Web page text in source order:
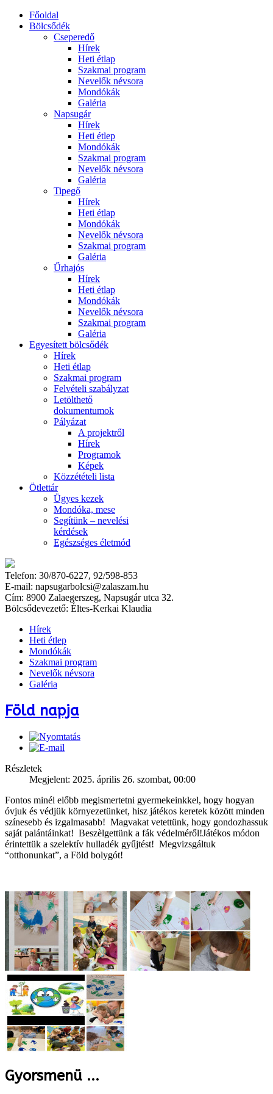
Főoldal
Bölcsődék
Cseperedő
Hírek
Heti étlap
Szakmai program
Nevelők névsora
Mondókák
Galéria
Napsugár
Hírek
Heti étlep
Mondókák
Szakmai program
Nevelők névsora
Galéria
Tipegő
Hírek
Heti étlap
Mondókák
Nevelők névsora
Szakmai program
Galéria
Űrhajós
Hírek
Heti étlap
Mondókák
Nevelők névsora
Szakmai program
Galéria
Egyesített bölcsődék
Hírek
Heti étlap
Szakmai program
Felvételi szabályzat
Letölthető
dokumentumok
Pályázat
A projektről
Hírek
Programok
Képek
Közzétételi lista
Ötlettár
Ügyes kezek
Mondóka, mese
Segítünk – nevelési
kérdések
Egészséges életmód
Telefon: 30/870-6227, 92/598-853
E-mail: napsugarbolcsi@zalaszam.hu
Cím: 8900 Zalaegerszeg, Napsugár utca 32.
Bölcsődevezető: Éltes-Kerkai Klaudia
Hírek
Heti étlep
Mondókák
Szakmai program
Nevelők névsora
Galéria
Föld napja
Részletek
Megjelent: 2025. április 26. szombat, 00:00
Fontos minél előbb megismertetni gyermekeinkkel, hogy hogyan
óvjuk és védjük környezetünket, hisz játékos keretek között minden
színesebb és izgalmasabb! Magvakat vetettünk, hogy gondozhassuk
saját palántáinkat! Beszèlgettünk a fák védelméről!Játékos módon
érintettük a szelektív hulladék gyűjtést! Megvizsgáltuk
“otthonunkat”, a Föld bolygót!
Gyorsmenü ...